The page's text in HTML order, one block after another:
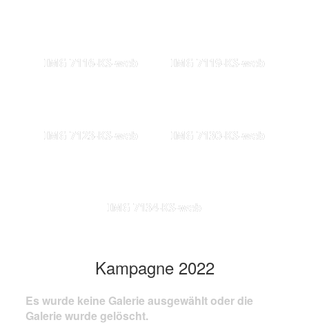
IMG 7116-KS-web IMG 7119-KS-web
IMG 7123-KS-web IMG 7130-KS-web
IMG 7134-KS-web
Kampagne 2022
Es wurde keine Galerie ausgewählt oder die
Galerie wurde gelöscht.